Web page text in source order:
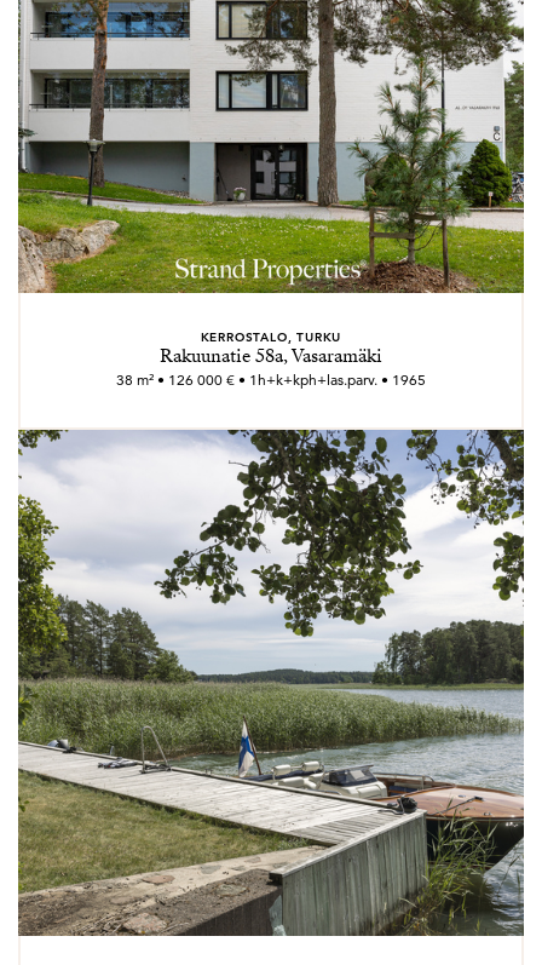
KERROSTALO, TURKU
Rakuunatie 58a, Vasaramäki
38 m² • 126 000 € • 1h+k+kph+las.parv. • 1965